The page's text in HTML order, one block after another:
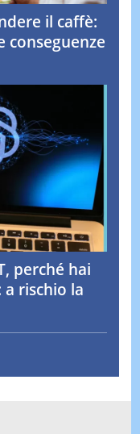
il caffè:
conseguenze
perché hai
rischio la